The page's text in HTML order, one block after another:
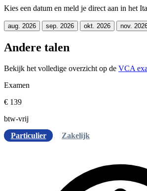
Kies een datum en meld je direct aan in het
aug. 2026 sep. 2026 okt. 2026 nov.
Andere talen
Bekijk het volledige overzicht op de VCA
Examen
€ 139
btw-vrij
Particulier
Zakelijk